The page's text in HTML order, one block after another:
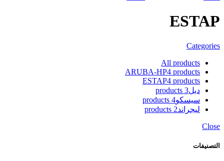
ESTAP
Categories
All products
ARUBA-HP4 products
ESTAP4 products
ديل3 products
سيسكو4 products
ليجراند2 products
Close
التصنيفات